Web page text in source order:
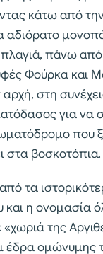
κάτω από
αδιόρατο
πάνω
Φούρκα και
στη
για να
που
στα βοσκοτόπια.
τα
και η ονομασία
της
έδρα ομώνυμης